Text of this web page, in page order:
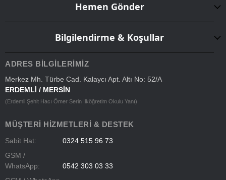
Hemen Gönder
Bilgilendirme & Koşullar
ADRES BILGILERIMIZ
Merkez Mh. Türbe Cad. Kalaycı Apt. Altı No: 52/A
ERDEMLİ / MERSİN
(Erdemli Şehit Hacı Ömer Serin İlköğretim Okulu Yanı)
MÜŞTERI HIZMETLERI & DESTEK
Sabit Hat:
0324 515 96 73
GSM /
WhatsApp:
0542 303 03 33